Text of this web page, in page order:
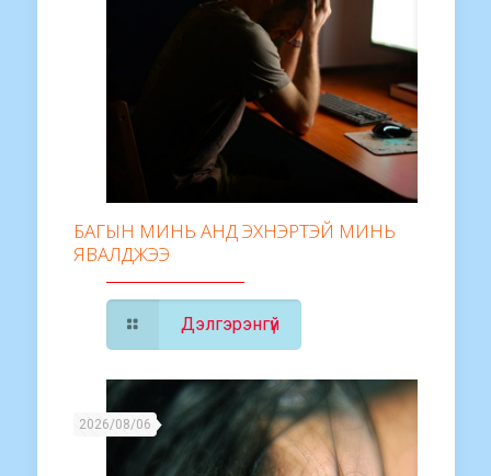
БАГЫН МИНЬ АНД ЭХНЭРТЭЙ МИНЬ
ЯВАЛДЖЭЭ
Дэлгэрэнгүй
2026/08/06